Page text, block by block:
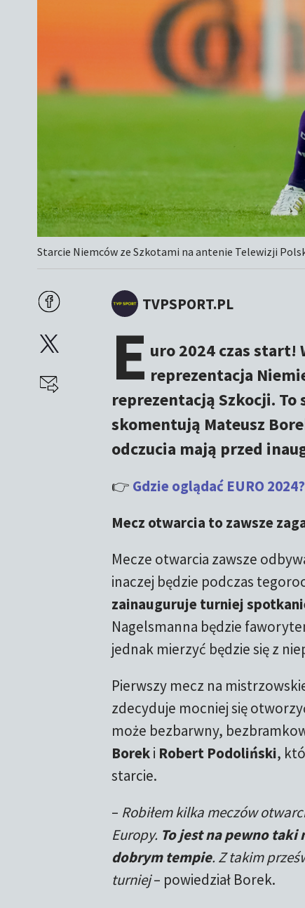
Starcie Niemców ze Szkotami na antenie Telewizji
TVPSPORT.PL
E uro 2024 czas start!
reprezentacja
reprezentacją Szkocji.
skomentują Mateusz
odczucia mają przed
👉 Gdzie oglądać EURO
Mecz otwarcia to zawsze
Mecze otwarcia zawsze
inaczej będzie podczas
zainauguruje turniej
Nagelsmanna będzie
jednak mierzyć będzie się z
Pierwszy mecz na
zdecyduje mocniej się
może bezbarwny,
Boreki Robert Podoliński,
starcie.
– Robiłem kilka meczów
Europy. To jest na pewno taki
dobrym tempie. Z takim
turniej– powiedział Borek.